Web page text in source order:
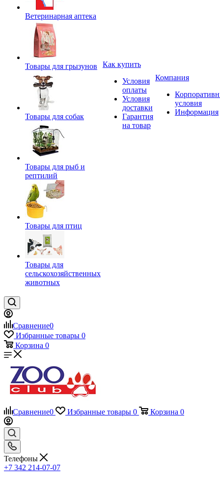
Ветеринарная аптека
Товары для грызунов
Товары для собак
Товары для рыб и
рептилий
Товары для птиц
Товары для
сельскохозяйственных
животных
Как купить
Условия
оплаты
Условия
доставки
Гарантия
на товар
Компания
условия
Информация
Сравнение0
Избранные товары 0
Корзина 0
Сравнение0 Избранные товары 0 Корзина 0
Телефоны
+7 342 214-07-07